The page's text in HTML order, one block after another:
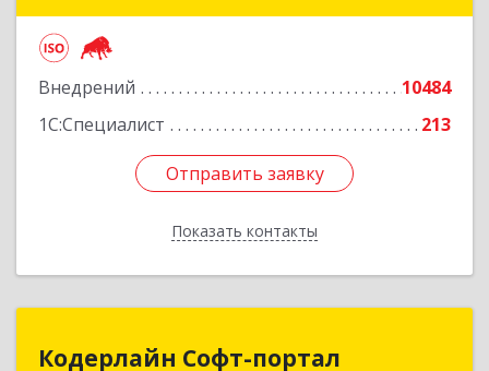
Внедрений
10484
1С:Специалист
213
Отправить заявку
Показать контакты
Отправить заявку
Назад
Кодерлайн Софт-портал
Кодерлайн Софт-портал